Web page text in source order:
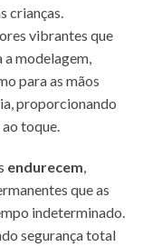
crianças.
vibrantes que
modelagem,
para as mãos
proporcionando
toque.
endurecem
que as
indeterminado.
segurança total